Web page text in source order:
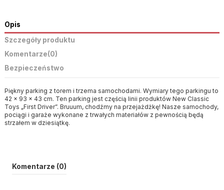
Opis
Szczegóły produktu
Komentarze(0)
Bezpieczeństwo
Piękny parking z torem i trzema samochodami. Wymiary tego parkingu to
42 x 93 x 43 cm. Ten parking jest częścią linii produktów New Classic
Toys „First Driver”. Bruuum, chodźmy na przejażdżkę! Nasze samochody,
pociągi i garaże wykonane z trwałych materiałów z pewnością będą
strzałem w dziesiątkę.
Komentarze (0)